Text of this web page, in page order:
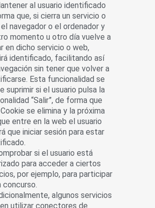
al usuario identificado
que, si cierra un servicio o
navegador o el ordenador y
momento u otro día vuelve a
en dicho servicio o web,
identificado, facilitando así
sin tener que volver a
Esta funcionalidad se
suprimir si el usuario pulsa la
“Salir”, de forma que
se elimina y la próxima
entre en la web el usuario
que iniciar sesión para estar
si el usuario está
para acceder a ciertos
por ejemplo, para participar
concurso.
algunos servicios
utilizar conectores de